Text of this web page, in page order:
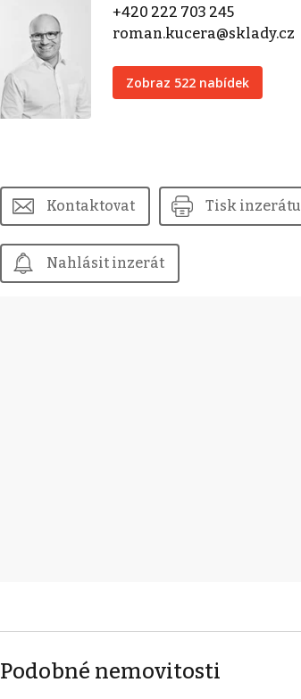
+420 222 703 245
roman.kucera@sklady.cz
Zobraz 522 nabídek
Kontaktovat Tisk inzerátu
Nahlásit inzerát
Podobné nemovitosti